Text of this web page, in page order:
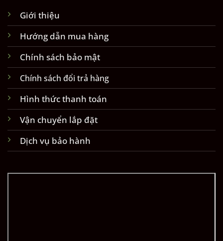
Giới thiệu
Hướng dẫn mua hàng
Chính sách bảo mật
Chính sách đổi trả hàng
Hình thức thanh toán
Vận chuyển lắp đặt
Dịch vụ bảo hành